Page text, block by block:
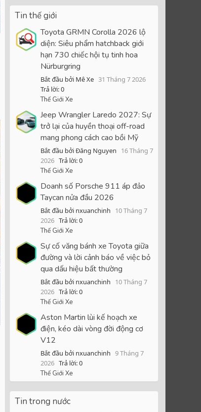
Tin thế giới
Toyota GRMN Corolla 2026 lộ
diện: Siêu phẩm hatchback giới
hạn 730 chiếc hội tụ tinh hoa
Nürburgring
Bắt đầu bởi Mê Xe 31 Tháng 7 2026
Trả lời: 0
Thế Giới Xe
Jeep Wrangler Laredo 2027: Sự
trở lại của huyền thoại off-road
mang phong cách cao bồi Mỹ
Bắt đầu bởi Đăng Nguyen
16 Tháng 7
2026 Trả lời: 0
Thế Giới Xe
Doanh số Porsche 911 áp đảo
Taycan nửa đầu 2026
Bắt đầu bởi nxuanchinh
10 Tháng 7
2026 Trả lời: 0
Thế Giới Xe
Sự cố văng bánh xe Toyota giữa
đường và lời cảnh báo về việc bỏ
qua dấu hiệu bất thường
Bắt đầu bởi nxuanchinh
10 Tháng 7
2026 Trả lời: 0
Thế Giới Xe
Aston Martin lùi kế hoạch xe
điện, kéo dài vòng đời động cơ
V12
Bắt đầu bởi nxuanchinh 9 Tháng 7
2026 Trả lời: 0
Thế Giới Xe
Tin trong nước